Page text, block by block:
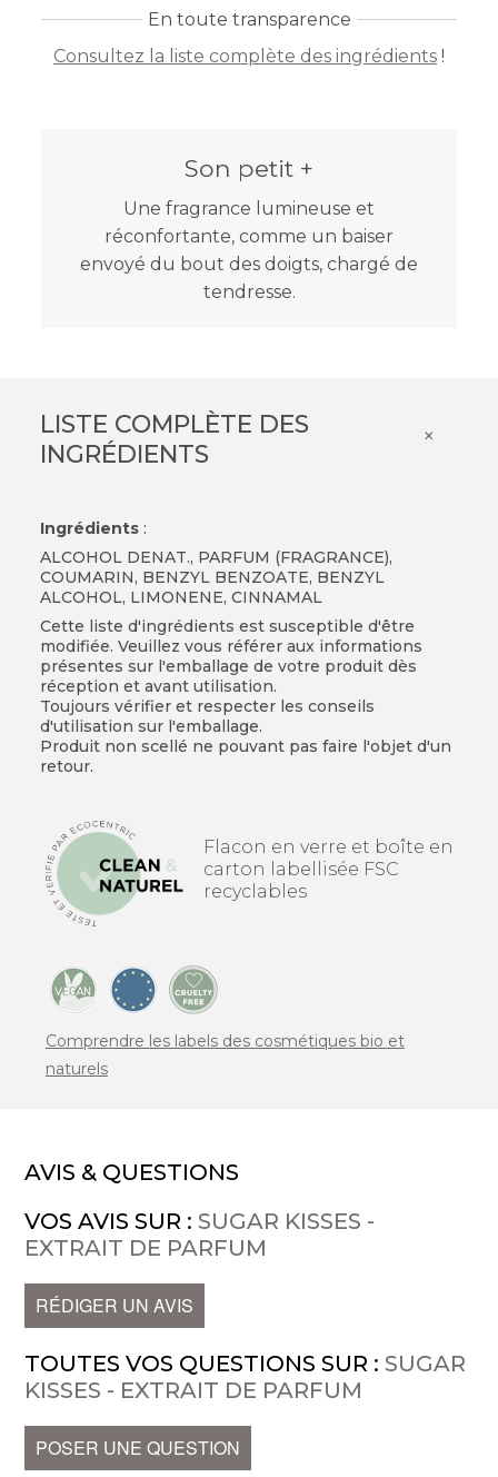
En toute transparence
Consultez la liste complète des ingrédients !
Son petit +
Une fragrance lumineuse et
réconfortante, comme un baiser
envoyé du bout des doigts, chargé de
tendresse.
LISTE COMPLÈTE DES
INGRÉDIENTS
×
Ingrédients:
ALCOHOL DENAT., PARFUM (FRAGRANCE),
COUMARIN, BENZYL BENZOATE, BENZYL
ALCOHOL, LIMONENE, CINNAMAL
Cette liste d'ingrédients est susceptible d'être
modifiée. Veuillez vous référer aux informations
présentes sur l'emballage de votre produit dès
réception et avant utilisation.
Toujours vérifier et respecter les conseils
d'utilisation sur l'emballage.
Produit non scellé ne pouvant pas faire l'objet d'un
retour.
Flacon en verre et boîte en
carton labellisée FSC
recyclables
Comprendre les labels des cosmétiques bio et
naturels
AVIS & QUESTIONS
VOS AVIS SUR : SUGAR KISSES -
EXTRAIT DE PARFUM
RÉDIGER UN AVIS
TOUTES VOS QUESTIONS SUR : SUGAR
KISSES - EXTRAIT DE PARFUM
POSER UNE QUESTION